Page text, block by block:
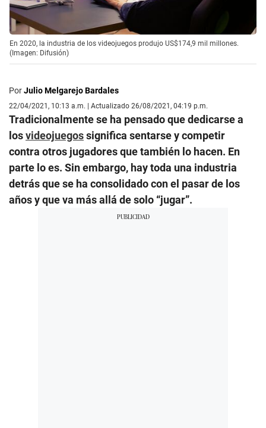
En 2020, la industria de los videojuegos produjo US$174,9 mil millones.
(Imagen: Difusión)
PorJulio Melgarejo Bardales
22/04/2021, 10:13 a.m. | Actualizado 26/08/2021, 04:19 p.m.
Tradicionalmente se ha pensado que dedicarse a
losvideojuegossignifica sentarse y competir
contra otros jugadores que también lo hacen. En
parte lo es. Sin embargo, hay toda una industria
detrás que se ha consolidado con el pasar de los
años y que va más allá de solo “jugar”.